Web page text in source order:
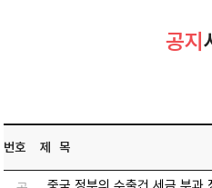
공지
번호 제 목